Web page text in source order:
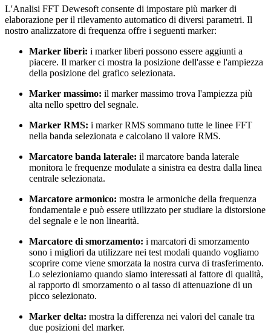
L'Analisi FFT Dewesoft consente di impostare più marker di
elaborazione per il rilevamento automatico di diversi parametri. Il
nostro analizzatore di frequenza offre i seguenti marker:
Marker liberi: i marker liberi possono essere aggiunti a
piacere. Il marker ci mostra la posizione dell'asse e l'ampiezza
della posizione del grafico selezionata.
Marker massimo: il marker massimo trova l'ampiezza più
alta nello spettro del segnale.
Marker RMS: i marker RMS sommano tutte le linee FFT
nella banda selezionata e calcolano il valore RMS.
Marcatore banda laterale: il marcatore banda laterale
monitora le frequenze modulate a sinistra ea destra dalla linea
centrale selezionata.
Marcatore armonico: mostra le armoniche della frequenza
fondamentale e può essere utilizzato per studiare la distorsione
del segnale e le non linearità.
Marcatore di smorzamento: i marcatori di smorzamento
sono i migliori da utilizzare nei test modali quando vogliamo
scoprire come viene smorzata la nostra curva di trasferimento.
Lo selezioniamo quando siamo interessati al fattore di qualità,
al rapporto di smorzamento o al tasso di attenuazione di un
picco selezionato.
Marker delta: mostra la differenza nei valori del canale tra
due posizioni del marker.